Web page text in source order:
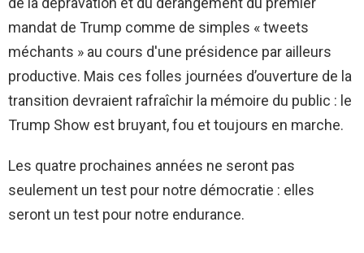
mandat de Trump comme de simples « tweets
méchants » au cours d'une présidence par ailleurs
productive. Mais ces folles journées d’ouverture de la
transition devraient rafraîchir la mémoire du public : le
Trump Show est bruyant, fou et toujours en marche.
Les quatre prochaines années ne seront pas
seulement un test pour notre démocratie : elles
seront un test pour notre endurance.